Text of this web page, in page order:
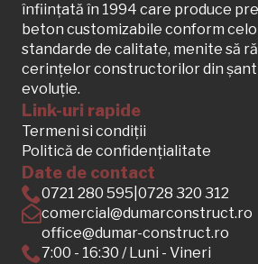
înființată în 1994 care produce
beton customizabile conform
standarde de calitate, menite să
cerințelor constructorilor din
evoluție.
Link-uri rapide
Termeni si condiții
Politică de confidențialitate
Date de contact
0721 280 595 0728 320 312
comercial@dumarconstruct.ro
office@dumar-construct.ro
7:00 - 16:30 / Luni - Vineri